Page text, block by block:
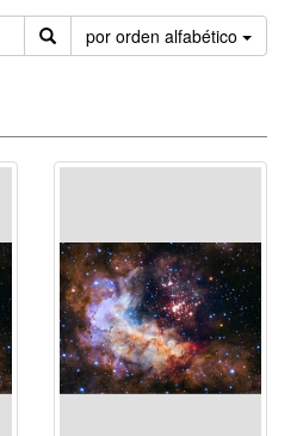
por orden alfabético